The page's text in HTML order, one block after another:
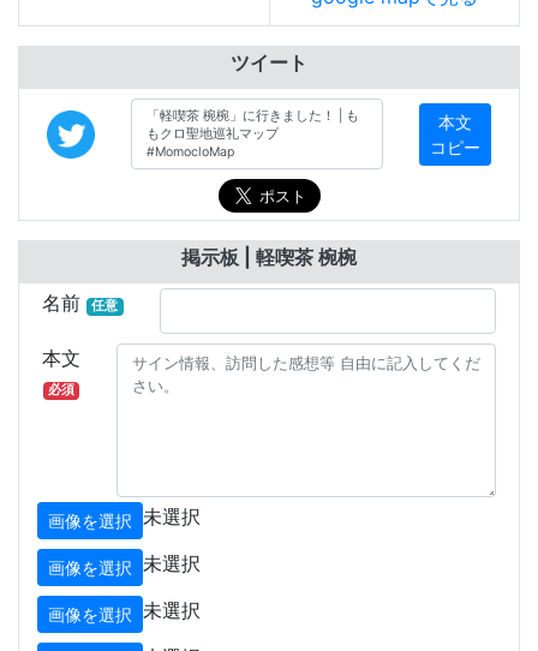
ツイート
本文
コピー
掲示板 | 軽喫茶 椀椀
名前
任意
本文
必須
画像を選択 未選択
画像を選択 未選択
画像を選択 未選択